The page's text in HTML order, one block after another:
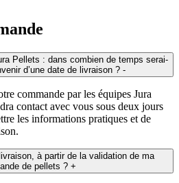
Pellets : dans combien de temps serai-
d’une date de livraison ? -
commande par les équipes Jura
contact avec vous sous deux jours
les informations pratiques et de
à partir de la validation de ma
de pellets ? +